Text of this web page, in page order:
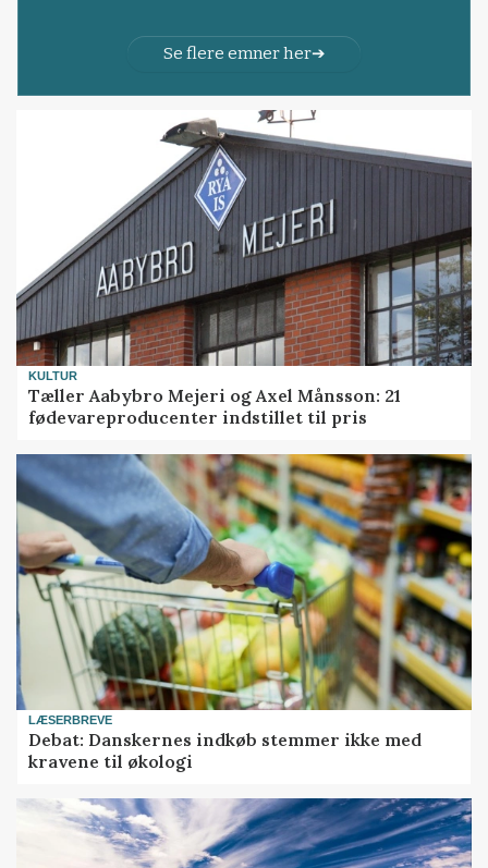
Se flere emner her
KULTUR
Tæller Aabybro Mejeri og Axel Månsson: 21
fødevareproducenter indstillet til pris
LÆSERBREVE
Debat: Danskernes indkøb stemmer ikke med
kravene til økologi